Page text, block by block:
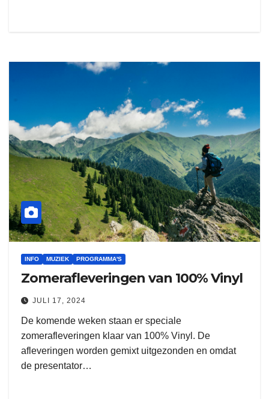
INFO MUZIEK PROGRAMMA'S
Zomerafleveringen van 100% Vinyl
JULI 17, 2024
De komende weken staan er speciale
zomerafleveringen klaar van 100% Vinyl. De
afleveringen worden gemixt uitgezonden en omdat
de presentator…